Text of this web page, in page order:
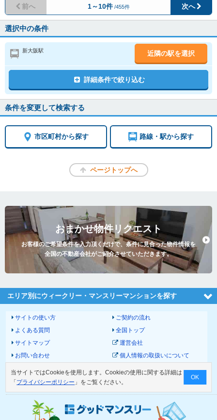
前へ 次へ
1～10件 /455件
選択中の条件
新大阪駅 近隣の駅を選択
詳細条件で絞り込む
条件を変更して検索する
市区町村から探す 路線・駅から探す
ページトップへ
おまかせ物件リクエスト
お客様のご希望条件を入力頂くだけで、条件に見合った物件情報を
全国の不動産会社がご紹介させていただきます。
エリア別にウィークリー・マンスリーマンションを探す
サイトの使い方
ご契約の流れ
よくある質問
全国トップ
サイトマップ
運営会社
お問い合わせ
個人情報の取扱いについて
利用規約
物件掲載に関して
当サイトではCookieを使用します。Cookieの使用に関する詳細は
「 プライバシーポリシー 」をご覧ください。
OK